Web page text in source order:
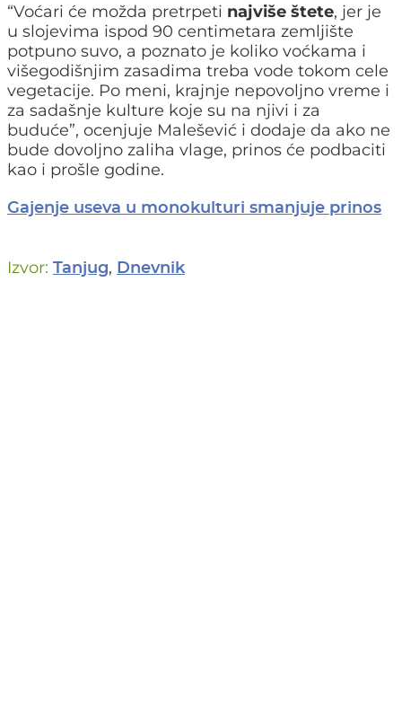
“Voćari će možda pretrpeti najviše štete, jer je
u slojevima ispod 90 centimetara zemljište
potpuno suvo, a poznato je koliko voćkama i
višegodišnjim zasadima treba vode tokom cele
vegetacije. Po meni, krajnje nepovoljno vreme i
za sadašnje kulture koje su na njivi i za
buduće”, ocenjuje Malešević i dodaje da ako ne
bude dovoljno zaliha vlage, prinos će podbaciti
kao i prošle godine.
Gajenje useva u monokulturi smanjuje prinos
Izvor: Tanjug, Dnevnik